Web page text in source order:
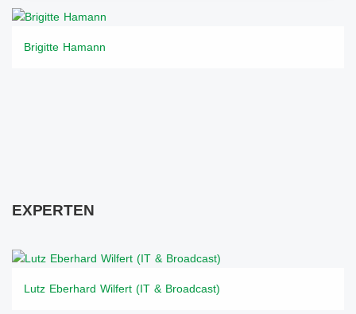
Brigitte Hamann
EXPERTEN
Lutz Eberhard Wilfert (IT & Broadcast)